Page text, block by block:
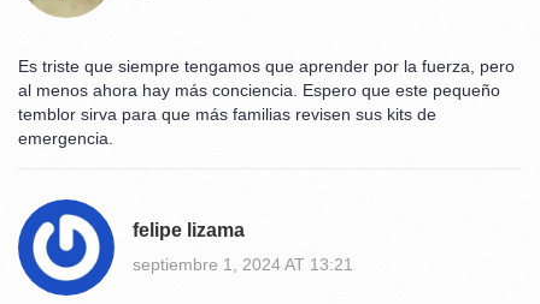
Es triste que siempre tengamos que aprender por la fuerza, pero
al menos ahora hay más conciencia. Espero que este pequeño
temblor sirva para que más familias revisen sus kits de
emergencia.
felipe lizama
septiembre 1, 2024 AT 13:21